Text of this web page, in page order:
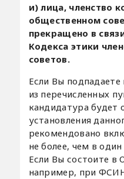
и) лица, членство
общественном
прекращено в
Кодекса этики
советов.
Если Вы
из перечисленных
кандидатура будет
установления
рекомендовано
не более, чем в
Если Вы состоите в
например, при